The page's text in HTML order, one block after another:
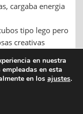
cargaba energia
tipo lego pero
creativas
tortugas ninja,
porque el palo
y un muñeco de
en nuestra
en esta
en los ajustes.